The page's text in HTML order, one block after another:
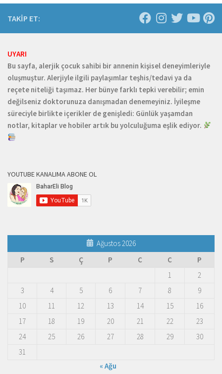
TAKİP ET:
UYARI
Bu sayfa, alerjik çocuk sahibi bir annenin kişisel deneyimleriyle
oluşmuştur. Alerjiyle ilgili paylaşımlar teşhis/tedavi ya da
reçete niteliği taşımaz. Her bünye farklı tepki verebilir; emin
değilseniz doktorunuza danışmadan denemeyiniz. İyileşme
süreciyle birlikte içerikler de genişledi: Günlük yaşamdan
notlar, kitaplar ve hobiler artık bu yolculuğuma eşlik ediyor.
YOUTUBE KANALIMA ABONE OL
Ağustos 2026
P
S Ç P C C
P
1
2
3
4 5 6 7 8
9
10
11 12 13 14 15
16
17
18 19 20 21 22
23
24
25 26 27 28 29
30
31
« Ağu